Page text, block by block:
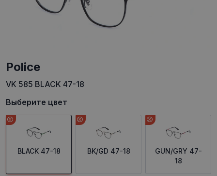
Police
VK 585 BLACK 47-18
Выберите цвет
BLACK 47-18 BK/GD 47-18
GUN/GRY 47-
18